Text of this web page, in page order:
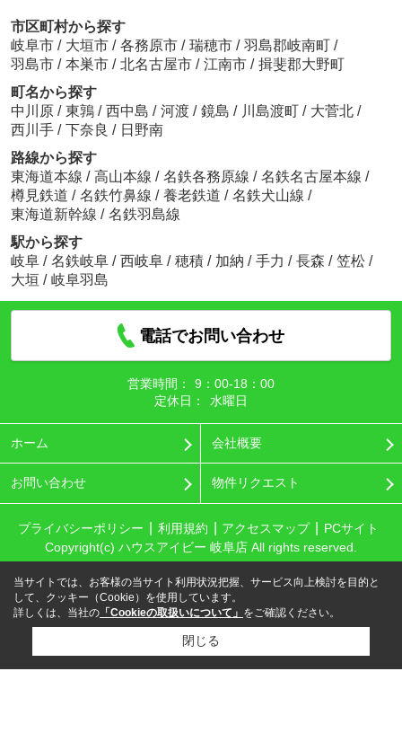
市区町村から探す
岐阜市 / 大垣市 / 各務原市 / 瑞穂市 / 羽島郡岐南町 /
羽島市 / 本巣市 / 北名古屋市 / 江南市 / 揖斐郡大野町
町名から探す
中川原 / 東鶉 / 西中島 / 河渡 / 鏡島 / 川島渡町 / 大菅北 /
西川手 / 下奈良 / 日野南
路線から探す
東海道本線 / 高山本線 / 名鉄各務原線 / 名鉄名古屋本線 /
樽見鉄道 / 名鉄竹鼻線 / 養老鉄道 / 名鉄犬山線 /
東海道新幹線 / 名鉄羽島線
駅から探す
岐阜 / 名鉄岐阜 / 西岐阜 / 穂積 / 加納 / 手力 / 長森 / 笠松 /
大垣 / 岐阜羽島
電話でお問い合わせ
営業時間：
9：00‐18：00
定休日：
水曜日
ホーム 会社概要
お問い合わせ 物件リクエスト
プライバシーポリシー 利用規約 アクセスマップ
PCサイト
Copyright(c) ハウスアイビー 岐阜店 All rights reserved.
当サイトでは、お客様の当サイト利用状況把握、サービス向上検討を目的と
して、クッキー（Cookie）を使用しています。
詳しくは、当社の 「Cookieの取扱いについて」 をご確認ください。
閉じる